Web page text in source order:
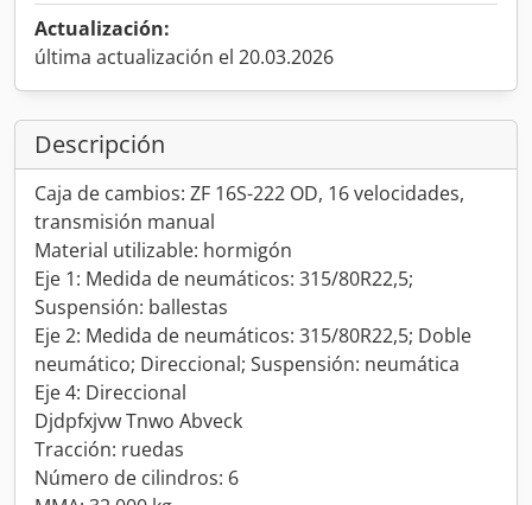
Actualización:
última actualización el 20.03.2026
Descripción
Caja de cambios: ZF 16S-222 OD, 16 velocidades,
transmisión manual
Material utilizable: hormigón
Eje 1: Medida de neumáticos: 315/80R22,5;
Suspensión: ballestas
Eje 2: Medida de neumáticos: 315/80R22,5; Doble
neumático; Direccional; Suspensión: neumática
Eje 4: Direccional
Djdpfxjvw Tnwo Abveck
Tracción: ruedas
Número de cilindros: 6